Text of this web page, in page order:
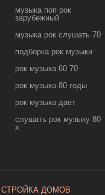
музыка поп рок
зарубежный
музыка рок слушать 70
подборка рок музыки
рок музыка 60 70
рок музыка 80 годы
рок музыка дает
слушать рок музыку 80
х
СТРОЙКА ДОМОВ